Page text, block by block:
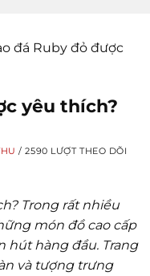
đá Ruby đỏ được
yêu thích?
/ 2590 LƯỢT THEO DÕI
Trong rất nhiều
món đồ cao cấp
hút hàng đầu. Trang
và tượng trưng